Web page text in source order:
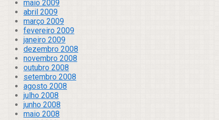
maio 2009
abril 2009
março 2009
fevereiro 2009
janeiro 2009
dezembro 2008
novembro 2008
outubro 2008
setembro 2008
agosto 2008
julho 2008
junho 2008
maio 2008